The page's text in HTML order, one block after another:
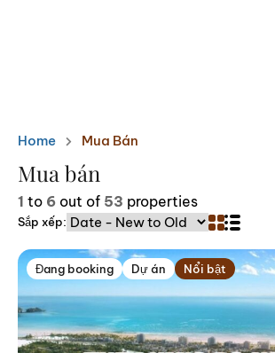
Home Mua Bán
Mua bán
1 to 6 out of 53 properties
Sắp xếp:
Đang booking Dự án Nổi bật